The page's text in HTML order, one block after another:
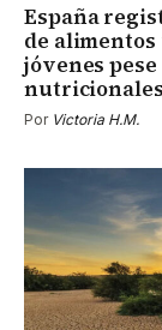
España
de
jóvenes
nutricionales
Por Victoria H.M.